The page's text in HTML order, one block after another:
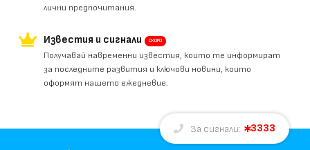
лични предпочитания.
Известия и сигнали СКОРО
Получавай навременни известия, които те информират
за последните развития и ключови новини, които
оформят нашето ежедневие.
За сигнали: 3333